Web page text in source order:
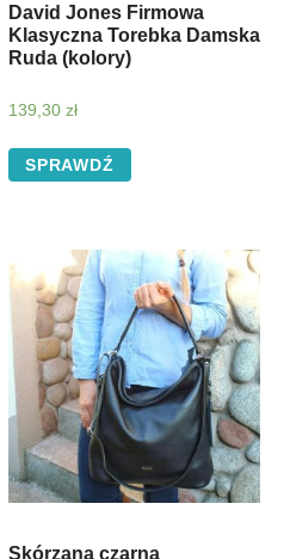
David Jones Firmowa
Klasyczna Torebka Damska
Ruda (kolory)
139,30 zł
SPRAWDŹ
Skórzana czarna